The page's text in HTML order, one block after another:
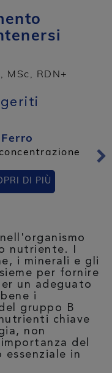
MSc, RDN+
Ferro
DI PIÙ
nutriente. I
i minerali e gli
per fornire
un adeguato
i
gruppo B
chiave
non
del
in